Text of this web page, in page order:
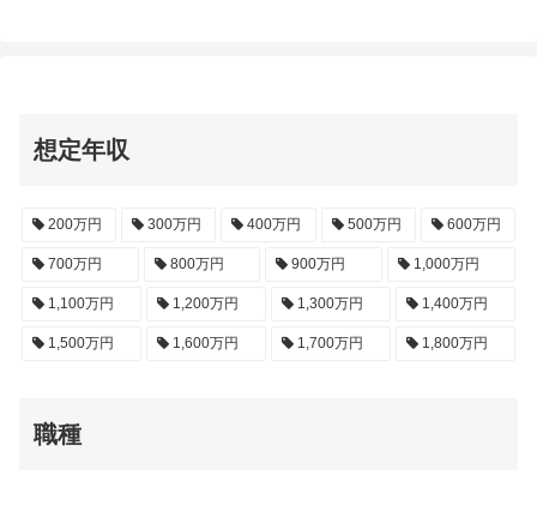
想定年収
200万円 300万円 400万円 500万円 600万円
700万円 800万円 900万円 1,000万円
1,100万円 1,200万円 1,300万円 1,400万円
1,500万円 1,600万円 1,700万円 1,800万円
職種